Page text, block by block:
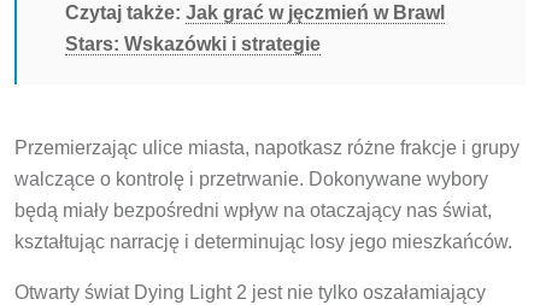
Czytaj także: Jak grać w jęczmień w Brawl
Stars: Wskazówki i strategie
Przemierzając ulice miasta, napotkasz różne frakcje i grupy
walczące o kontrolę i przetrwanie. Dokonywane wybory
będą miały bezpośredni wpływ na otaczający nas świat,
kształtując narrację i determinując losy jego mieszkańców.
Otwarty świat Dying Light 2 jest nie tylko oszałamiający